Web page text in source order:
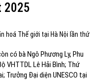
2025
hoá Thế giới tại Hà Nội lần thứ
có bà Ngô Phương Ly, Phu
VHTTDL Lê Hải Bình; Thứ
Trưởng Đại diện UNESCO tại